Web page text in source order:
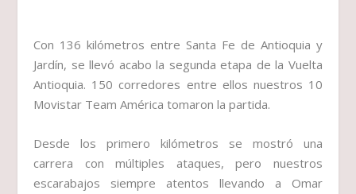
Con 136 kilómetros entre Santa Fe de Antioquia y
Jardín, se llevó acabo la segunda etapa de la Vuelta
Antioquia. 150 corredores entre ellos nuestros 10
Movistar Team América tomaron la partida.
Desde los primero kilómetros se mostró una
carrera con múltiples ataques, pero nuestros
escarabajos siempre atentos llevando a Omar